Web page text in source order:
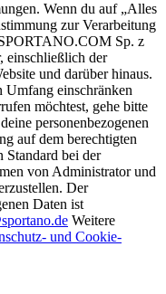
Wenn du auf „Alles
zur Verarbeitung
Sp. z
einschließlich der
und darüber hinaus.
Umfang einschränken
möchtest, gehe bitte
personenbezogenen
auf dem berechtigten
Standard bei der
von Administrator und
Der
Daten ist
Weitere
und Cookie-